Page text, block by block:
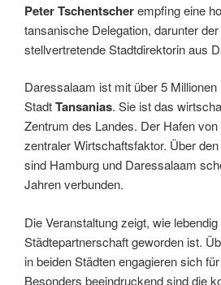
Peter Tschentscherempfing eine
tansanische Delegation, darunter
stellvertretende Stadtdirektorin aus
Daressalaam ist mit über 5
StadtTansanias. Sie ist das
Zentrum des Landes. Der Hafen
zentraler Wirtschaftsfaktor. Über
sind Hamburg und Daressalaam
Jahren verbunden.
Die Veranstaltung zeigt, wie
Städtepartnerschaft geworden ist.
in beiden Städten engagieren sich
Besonders beeindruckend sind die